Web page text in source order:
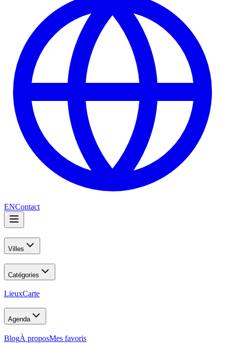
ENContact
Villes
Catégories
LieuxCarte
Agenda
BlogÀ proposMes favoris